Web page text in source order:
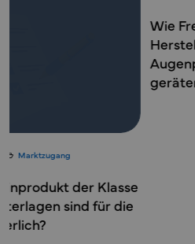
Fallstudien
Wie Freyr einen der größten
Hersteller von
Augenpflegediagnostika und -